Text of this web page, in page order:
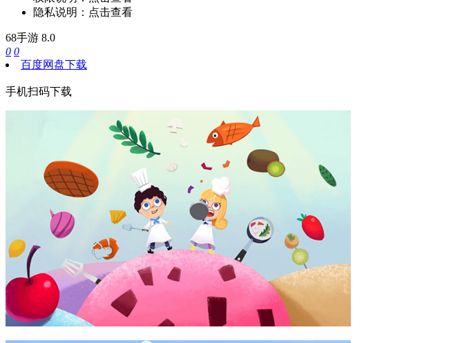
隐私说明： 点击查看
68手游 8.0
0 0
百度网盘下载
手机扫码下载